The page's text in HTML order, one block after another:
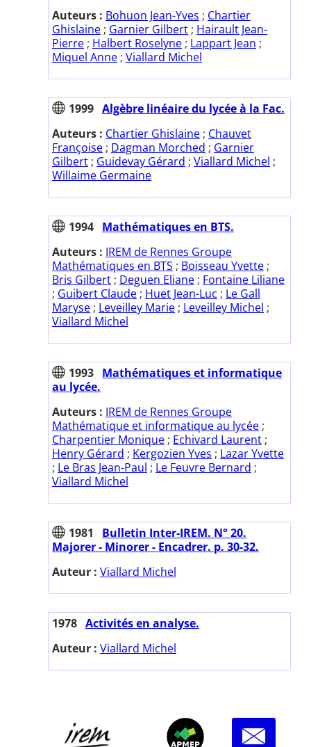
Auteurs : Bohuon Jean-Yves ; Chartier
Ghislaine ; Garnier Gilbert ; Hairault Jean-
Pierre ; Halbert Roselyne ; Lappart Jean ;
Miquel Anne ; Viallard Michel
1999 Algèbre linéaire du lycée à la Fac.
Auteurs : Chartier Ghislaine ; Chauvet
Françoise ; Dagman Morched ; Garnier
Gilbert ; Guidevay Gérard ; Viallard Michel ;
Willaime Germaine
1994 Mathématiques en BTS.
Auteurs : IREM de Rennes Groupe
Mathématiques en BTS ; Boisseau Yvette ;
Bris Gilbert ; Deguen Eliane ; Fontaine Liliane
; Guibert Claude ; Huet Jean-Luc ; Le Gall
Maryse ; Leveilley Marie ; Leveilley Michel ;
Viallard Michel
1993 Mathématiques et informatique
au lycée.
Auteurs : IREM de Rennes Groupe
Mathématique et informatique au lycée ;
Charpentier Monique ; Echivard Laurent ;
Henry Gérard ; Kergozien Yves ; Lazar Yvette
; Le Bras Jean-Paul ; Le Feuvre Bernard ;
Viallard Michel
1981
Bulletin Inter-IREM. N° 20.
Majorer - Minorer - Encadrer. p. 30-32.
Auteur : Viallard Michel
1978 Activités en analyse.
Auteur : Viallard Michel